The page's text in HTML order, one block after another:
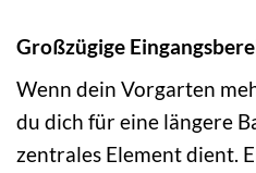
Großzügige
Wenn dein Vorgarten
du dich für eine längere
zentrales Element dient.